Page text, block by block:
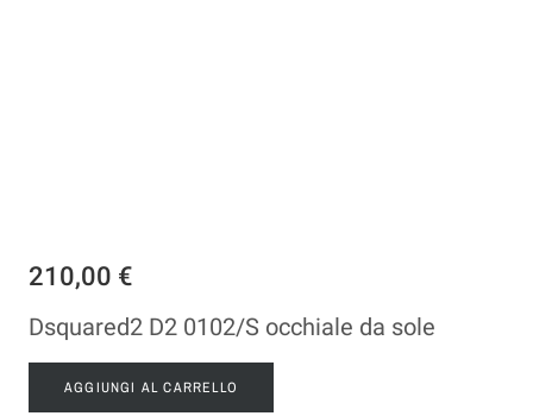
210,00 €
Dsquared2 D2 0102/S occhiale da sole
AGGIUNGI AL CARRELLO